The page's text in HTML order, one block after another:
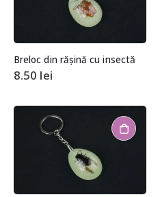
Breloc din rășină cu insectă
8.50 lei